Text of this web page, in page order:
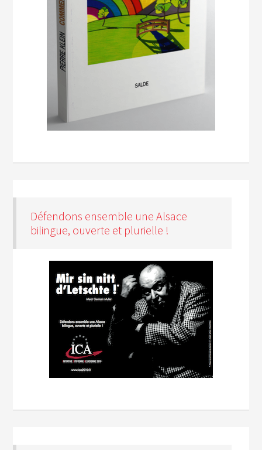
Défendons ensemble une Alsace
bilingue, ouverte et plurielle !